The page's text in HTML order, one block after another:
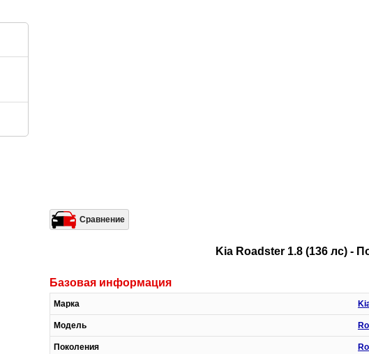
Сравнение
Kia Roadster 1.8 (136 лс) -
Базовая информация
Марка
Модель
Поколения